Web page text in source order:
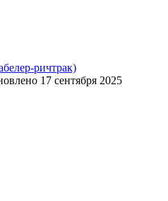
ричтрак)
17 сентября 2025